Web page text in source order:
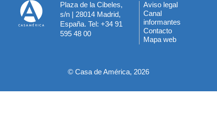
Plaza de la Cibeles,
s/n | 28014 Madrid,
España. Tel: +34 91
595 48 00
Menú
del
pie
Aviso legal
Canal
informantes
Contacto
Mapa web
© Casa de América, 2026